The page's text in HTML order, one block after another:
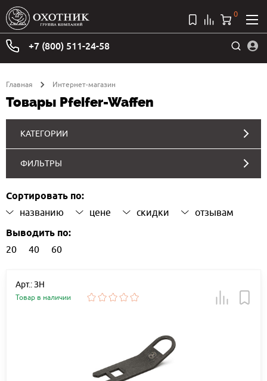
+7 (800) 511-24-58
0
Главная Интернет-магазин
Товары Pfeifer-Waffen
КАТЕГОРИИ
ФИЛЬТРЫ
Сортировать по:
названию цене скидки отзывам
Выводить по:
20 40 60
Арт.: ЗН
Товар в наличии